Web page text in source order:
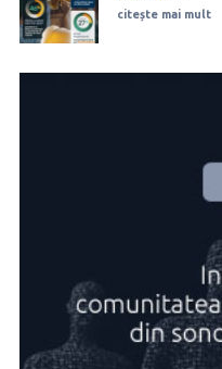
citește mai mult